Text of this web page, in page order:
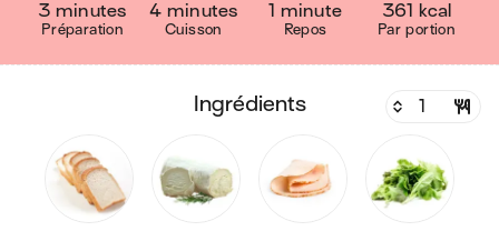
3 minutes
Préparation
4 minutes
Cuisson
1 minute
Repos
361 kcal
Par portion
ingrédients